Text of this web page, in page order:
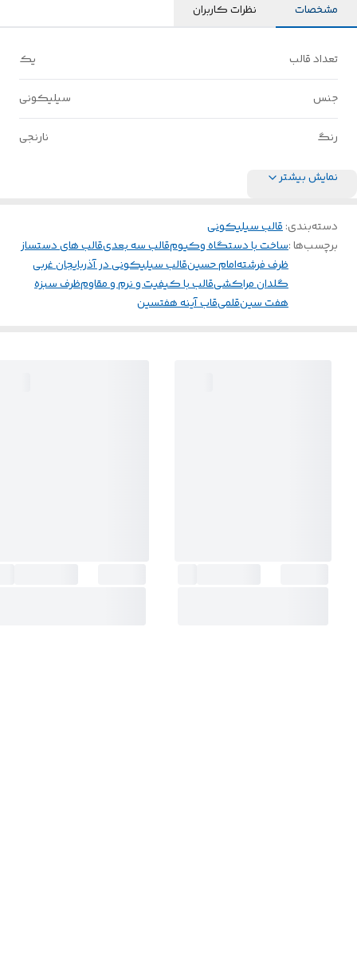
مشخصات نظرات کاربران
تعداد قالب یک
جنس سیلیکونی
رنگ نارنجی
نمایش بیشتر
دسته‌بندی:قالب سیلیکونی
برچسب‌ها :ساخت با دستگاه وکیومقالب سه بعدیقالب های دستساز
ظرف فرشتهامام حسینقالب سیلیکونی در آذربایجان غربی
گلدان مراکشیقالب با کیفیت و نرم و مقاومظرف سبزه
هفت سینقلمیقاب آینه هفتسین